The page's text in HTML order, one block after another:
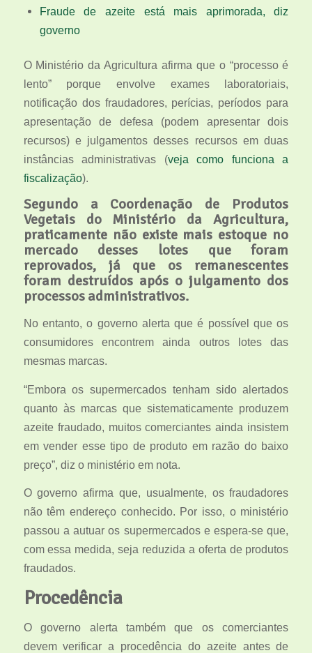
Fraude de azeite está mais aprimorada, diz
governo
O Ministério da Agricultura afirma que o “processo é
lento” porque envolve exames laboratoriais,
notificação dos fraudadores, perícias, períodos para
apresentação de defesa (podem apresentar dois
recursos) e julgamentos desses recursos em duas
instâncias administrativas (veja como funciona a
fiscalização).
Segundo a Coordenação de Produtos
Vegetais do Ministério da Agricultura,
praticamente não existe mais estoque no
mercado desses lotes que foram
reprovados, já que os remanescentes
foram destruídos após o julgamento dos
processos administrativos.
No entanto, o governo alerta que é possível que os
consumidores encontrem ainda outros lotes das
mesmas marcas.
“Embora os supermercados tenham sido alertados
quanto às marcas que sistematicamente produzem
azeite fraudado, muitos comerciantes ainda insistem
em vender esse tipo de produto em razão do baixo
preço”, diz o ministério em nota.
O governo afirma que, usualmente, os fraudadores
não têm endereço conhecido. Por isso, o ministério
passou a autuar os supermercados e espera-se que,
com essa medida, seja reduzida a oferta de produtos
fraudados.
Procedência
O governo alerta também que os comerciantes
devem verificar a procedência do azeite antes de